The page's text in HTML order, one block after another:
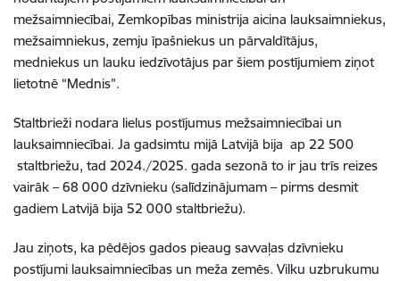
mežsaimniecībai, Zemkopības ministrija aicina lauksaimniekus,
mežsaimniekus, zemju īpašniekus un pārvaldītājus,
medniekus un lauku iedzīvotājus par šiem postījumiem ziņot
lietotnē “Mednis”.
Staltbrieži nodara lielus postījumus mežsaimniecībai un
lauksaimniecībai. Ja gadsimtu mijā Latvijā bija ap 22 500
staltbriežu, tad 2024./2025. gada sezonā to ir jau trīs reizes
vairāk – 68 000 dzīvnieku (salīdzinājumam – pirms desmit
gadiem Latvijā bija 52 000 staltbriežu).
Jau ziņots, ka pēdējos gados pieaug savvaļas dzīvnieku
postījumi lauksaimniecības un meža zemēs. Vilku uzbrukumu